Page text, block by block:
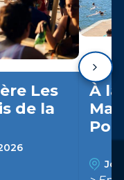
Les
de la
À